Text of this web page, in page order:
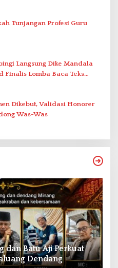
Tunjangan Profesi Guru
Finalis Lomba Baca Teks
di Bali
Dikebut, Validasi Honorer
Was-Was
dan Batu Aji Perkuat
Dendang